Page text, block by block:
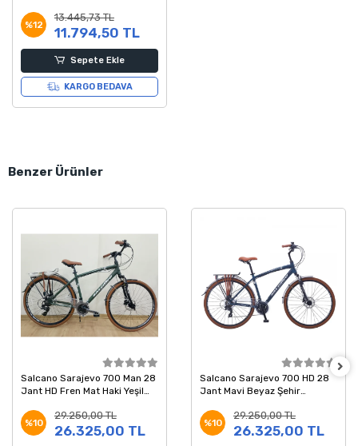
%12
13.445,73 TL
11.794,50 TL
Sepete Ekle
KARGO BEDAVA
Benzer Ürünler
Salcano Sarajevo 700 Man 28
Jant HD Fren Mat Haki Yeşil
%10
29.250,00 TL
26.325,00 TL
Salcano Sarajevo 700 HD 28
Jant Mavi Beyaz Şehir
%10
29.250,00 TL
26.325,00 TL